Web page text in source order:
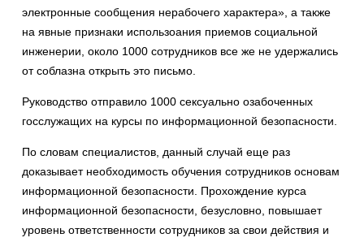
электронные сообщения нерабочего характера», а также
на явные признаки использоания приемов социальной
инженерии, около 1000 сотрудников все же не удержались
от соблазна открыть это письмо.
Руководство отправило 1000 сексуально озабоченных
госслужащих на курсы по информационной безопасности.
По словам специалистов, данный случай еще раз
доказывает необходимость обучения сотрудников основам
информационной безопасности. Прохождение курса
информационной безопасности, безусловно, повышает
уровень ответственности сотрудников за свои действия и